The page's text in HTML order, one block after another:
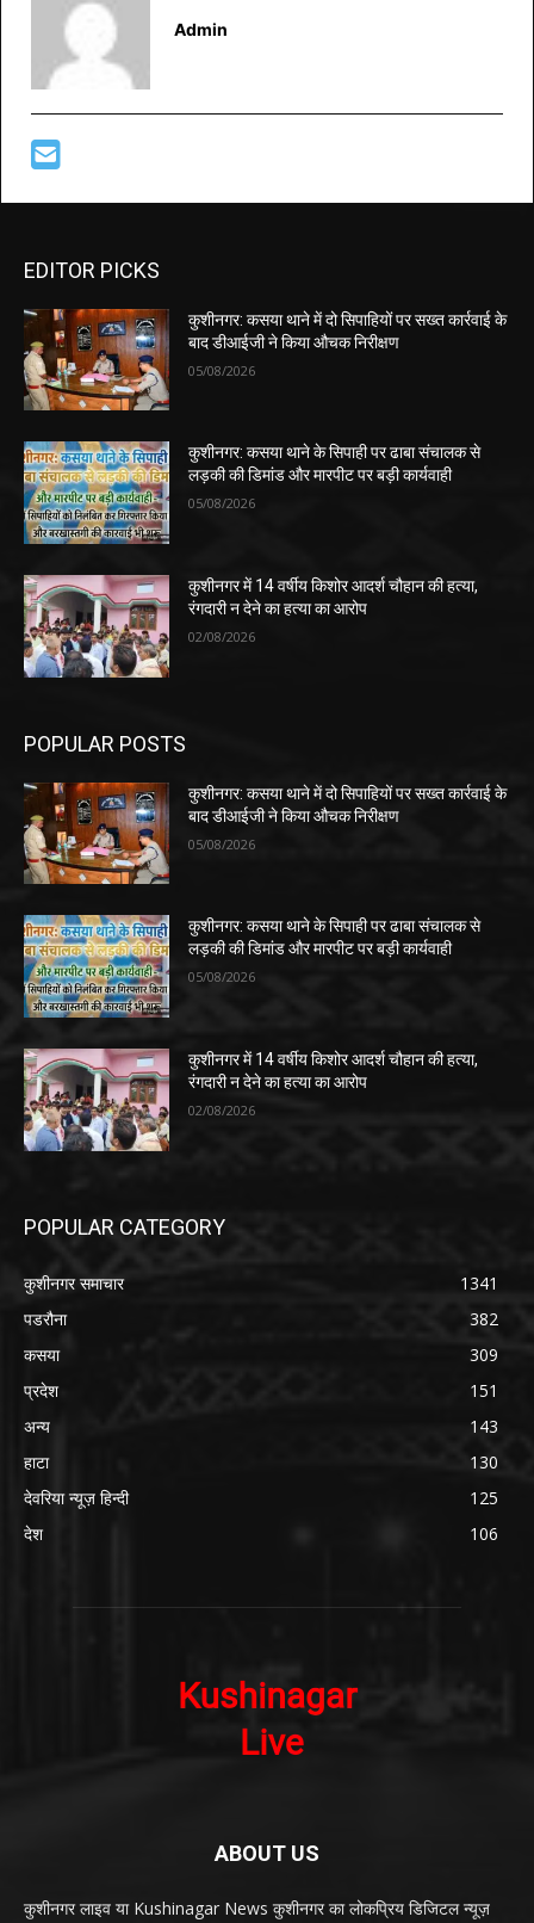
Admin
EDITOR PICKS
कुशीनगर: कसया थाने में दो सिपाहियों पर सख्त कार्रवाई के
बाद डीआईजी ने किया औचक निरीक्षण
05/08/2026
कुशीनगर: कसया थाने के सिपाही पर ढाबा संचालक से
लड़की की डिमांड और मारपीट पर बड़ी कार्यवाही
05/08/2026
कुशीनगर में 14 वर्षीय किशोर आदर्श चौहान की हत्या,
रंगदारी न देने का हत्या का आरोप
02/08/2026
POPULAR POSTS
कुशीनगर: कसया थाने में दो सिपाहियों पर सख्त कार्रवाई के
बाद डीआईजी ने किया औचक निरीक्षण
05/08/2026
कुशीनगर: कसया थाने के सिपाही पर ढाबा संचालक से
लड़की की डिमांड और मारपीट पर बड़ी कार्यवाही
05/08/2026
कुशीनगर में 14 वर्षीय किशोर आदर्श चौहान की हत्या,
रंगदारी न देने का हत्या का आरोप
02/08/2026
POPULAR CATEGORY
कुशीनगर समाचार
1341
पडरौना
382
कसया
309
प्रदेश
151
अन्य
143
हाटा
130
देवरिया न्यूज़ हिन्दी
125
देश
106
ABOUT US
कुशीनगर लाइव या Kushinagar News कुशीनगर का लोकप्रिय डिजिटल न्यूज़